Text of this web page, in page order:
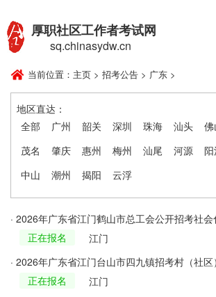
厚职社区工作者考试网
sq.chinasydw.cn
当前位置： 主页 > 招考公告 > 广东 >
地区直达：
全部
广州 韶关 深圳 珠海 汕头 佛
茂名
肇庆 惠州 梅州 汕尾 河源
中山
潮州 揭阳 云浮
· 2026年广东省江门鹤山市总工会公开招考社
作者公告
正在报名
江门
· 2026年广东省江门台山市四九镇招考村（社
部公告正在报名
江门